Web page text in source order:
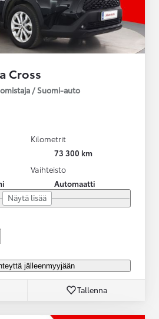
Cross
/ Suomi-auto
Kilometrit
73 300 km
Vaihteisto
Automaatti
Näytä lisää
jälleenmyyjään
Tallenna